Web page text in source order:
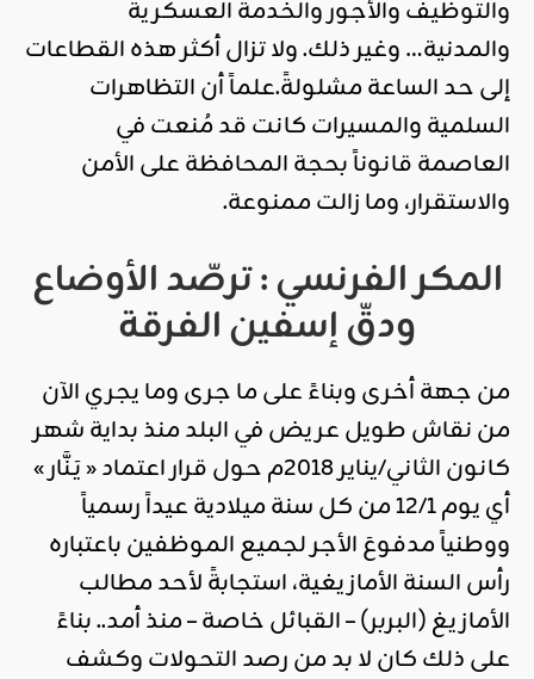
والتوظيف والأجور والخدمة العسكرية
والمدنية… وغير ذلك. ولا تزال أكثر هذه القطاعات
إلى حد الساعة مشلولةً.علماً أن التظاهرات
السلمية والمسيرات كانت قد مُنعت في
العاصمة قانوناً بحجة المحافظة على الأمن
والاستقرار، وما زالت ممنوعة.
المكر الفرنسي:ترصّد الأوضاع
ودقّ إسفين الفرقة
من جهة أخرى وبناءً على ما جرى وما يجري الآن
من نقاش طويل عريض في البلد منذ بداية شهر
كانون الثاني/يناير 2018م حول قرار اعتماد « يَـنَّار »
أي يوم 12/1 من كل سنة ميلادية عيداً رسمياً
ووطنياً مدفوعَ الأجر لجميع الموظفين باعتباره
رأس السنة الأمازيغية، استجابةً لأحد مطالب
الأمازيغ (البربر) – القبائل خاصة – منذ أمد.. بناءً
على ذلك كان لا بد من رصد التحولات وكشف